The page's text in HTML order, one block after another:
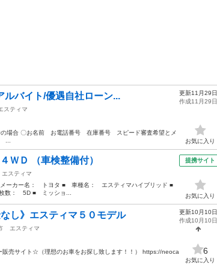
ルバイト/優遇自社ローン...
スティマ
場合 〇お名前 お電話番号 在庫番号 スピード審査希望とメ
...
更新11月29日
作成11月29日
お気に入り
ＷＤ （車検整備付）
エスティマ
カー名： トヨタ ■ 車種名： エスティマハイブリッド ■
数： 5D ■ ミッショ...
提携サイト
お気に入り
し》エスティマ５０モデル
エスティマ
サイト☆（理想のお車をお探し致します！！） https://neoca
更新10月10日
作成10月10日
6
お気に入り